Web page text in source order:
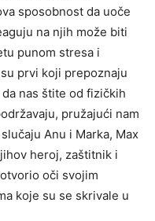
sposobnost da uoče
na njih može biti
punom stresa i
prvi koji prepoznaju
da nas štite od fizičkih
pružajući nam
slučaju Anu i Marka, Max
heroj, zaštitnik i
oči svojim
koje su se skrivale u